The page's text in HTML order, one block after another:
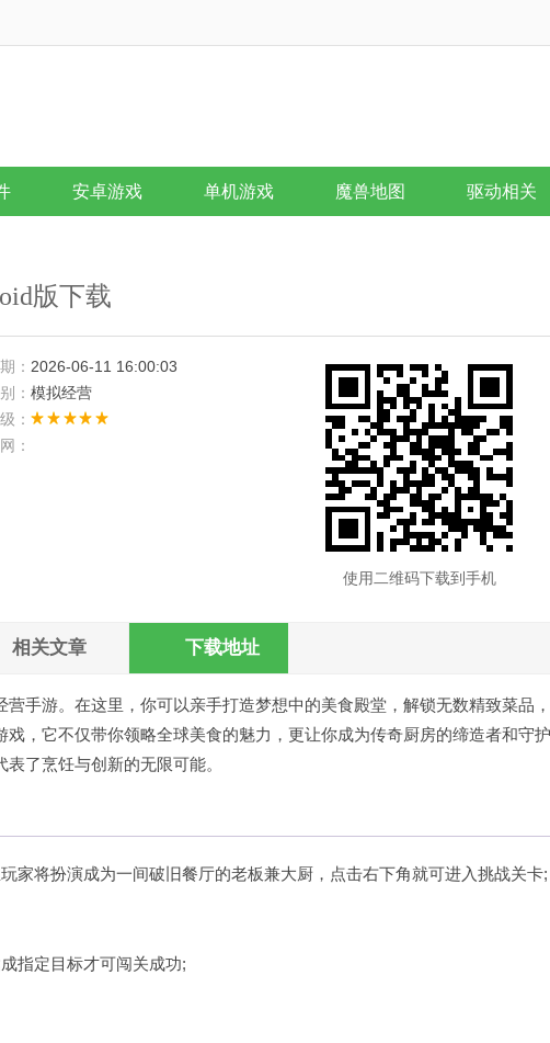
安卓游戏 单机游戏 魔兽地图 驱动相关
版下载
： 2026-06-11 16:00:03
： 模拟经营
：
：
使用二维码下载到手机
相关文章 下载地址
手游。在这里，你可以亲手打造梦想中的美食殿堂，解锁无数精致菜品
，它不仅带你领略全球美食的魅力，更让你成为传奇厨房的缔造者和守
了烹饪与创新的无限可能。
家将扮演成为一间破旧餐厅的老板兼大厨，点击右下角就可进入挑战关卡;
指定目标才可闯关成功;